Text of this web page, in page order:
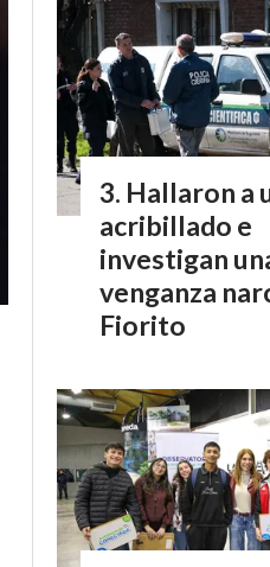
Hallaron a
acribillado e
investigan
venganza
Fiorito